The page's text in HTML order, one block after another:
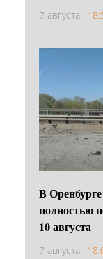
7 августа
В
полностью
10 августа
7 августа